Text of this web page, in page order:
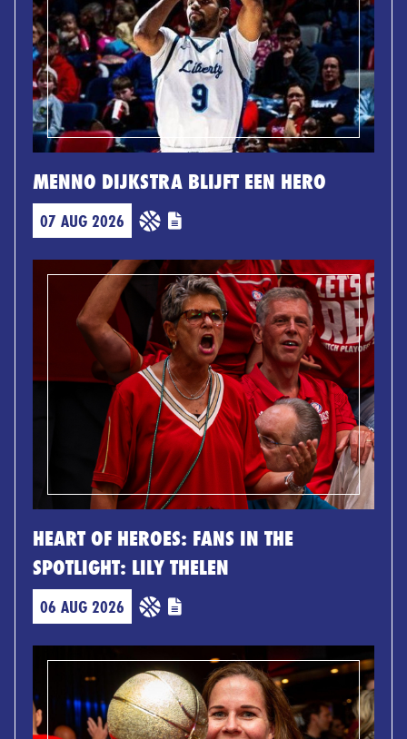
MENNO DIJKSTRA BLIJFT EEN HERO
07 AUG 2026
HEART OF HEROES: FANS IN THE
SPOTLIGHT: LILY THELEN
06 AUG 2026